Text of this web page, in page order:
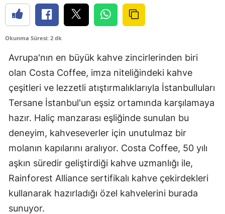
Okunma Süresi: 2 dk
Avrupa'nın en büyük kahve zincirlerinden biri
olan Costa Coffee, imza niteliğindeki kahve
çeşitleri ve lezzetli atıştırmalıklarıyla İstanbulluları
Tersane İstanbul'un eşsiz ortamında karşılamaya
hazır. Haliç manzarası eşliğinde sunulan bu
deneyim, kahveseverler için unutulmaz bir
molanın kapılarını aralıyor. Costa Coffee, 50 yılı
aşkın süredir geliştirdiği kahve uzmanlığı ile,
Rainforest Alliance sertifikalı kahve çekirdekleri
kullanarak hazırladığı özel kahvelerini burada
sunuyor.